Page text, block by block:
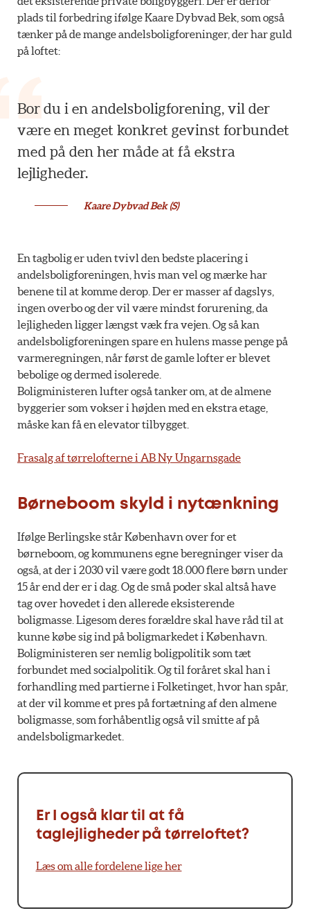
plads til forbedring ifølge Kaare Dybvad Bek, som også
tænker på de mange andelsboligforeninger, der har guld
på loftet:
Bor du i en andelsboligforening, vil der
være en meget konkret gevinst forbundet
med på den her måde at få ekstra
lejligheder.
Kaare Dybvad Bek (S)
En tagbolig er uden tvivl den bedste placering i
andelsboligforeningen, hvis man vel og mærke har
benene til at komme derop. Der er masser af dagslys,
ingen overbo og der vil være mindst forurening, da
lejligheden ligger længst væk fra vejen. Og så kan
andelsboligforeningen spare en hulens masse penge på
varmeregningen, når først de gamle lofter er blevet
bebolige og dermed isolerede.
Boligministeren lufter også tanker om, at de almene
byggerier som vokser i højden med en ekstra etage,
måske kan få en elevator tilbygget.
Frasalg af tørrelofterne i AB Ny Ungarnsgade
Børneboom skyld i nytænkning
Ifølge Berlingske står København over for et
børneboom, og kommunens egne beregninger viser da
også, at der i 2030 vil være godt 18.000 flere børn under
15 år end der er i dag. Og de små poder skal altså have
tag over hovedet i den allerede eksisterende
boligmasse. Ligesom deres forældre skal have råd til at
kunne købe sig ind på boligmarkedet i København.
Boligministeren ser nemlig boligpolitik som tæt
forbundet med socialpolitik. Og til foråret skal han i
forhandling med partierne i Folketinget, hvor han spår,
at der vil komme et pres på fortætning af den almene
boligmasse, som forhåbentlig også vil smitte af på
andelsboligmarkedet.
Er I også klar til at få
taglejligheder på tørreloftet?
Læs om alle fordelene lige her